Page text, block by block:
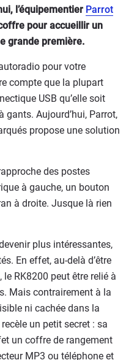
l’équipementier Parrot
pour accueillir un
grande première.
pour votre
compte que la plupart
USB qu’elle soit
gants. Aujourd’hui, Parrot,
propose une solution
des postes
à gauche, un bouton
à droite. Jusque là rien
plus intéressantes,
En effet, au-delà d’être
RK8200 peut être relié à
Mais contrairement à la
ni cachée dans la
un petit secret : sa
un coffre de rangement
MP3 ou téléphone et